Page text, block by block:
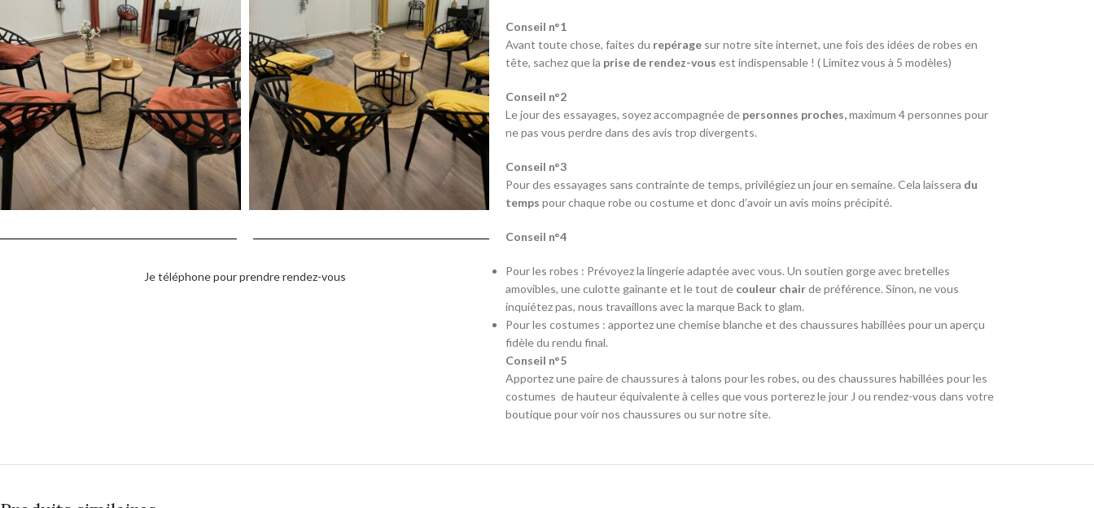
Je téléphone pour prendre rendez-vous
Conseil n°1
Avant toute chose, faites du repérage sur notre site internet, une fois des idées de robes en
tête, sachez que la prise de rendez-vous est indispensable ! ( Limitez vous à 5 modèles)
Conseil n°2
Le jour des essayages, soyez accompagnée de personnes proches,maximum 4 personnes pour
ne pas vous perdre dans des avis trop divergents.
Conseil n°3
Pour des essayages sans contrainte de temps, privilégiez un jour en semaine. Cela laissera du
temps pour chaque robe ou costume et donc d’avoir un avis moins précipité.
Conseil n°4
Pour les robes : Prévoyez la lingerie adaptée avec vous. Un soutien gorge avec bretelles
amovibles, une culotte gainante et le tout de couleur chairde préférence. Sinon, ne vous
inquiétez pas, nous travaillons avec la marque Back to glam.
Pour les costumes : apportez une chemise blanche et des chaussures habillées pour un aperçu
fidèle du rendu final.
Conseil n°5
Apportez une paire de chaussures à talons pour les robes, ou des chaussures habillées pour les
costumes de hauteur équivalente à celles que vous porterez le jour J ou rendez-vous dans votre
boutique pour voir nos chaussures ou sur notre site.